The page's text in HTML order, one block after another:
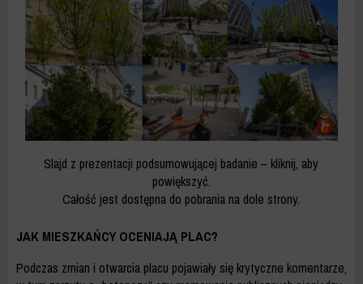
Slajd z prezentacji podsumowującej badanie – kliknij, aby
powiększyć.
Całość jest dostępna do pobrania na dole strony.
JAK MIESZKAŃCY OCENIAJĄ PLAC?
Podczas zmian i otwarcia placu pojawiały się krytyczne komentarze,